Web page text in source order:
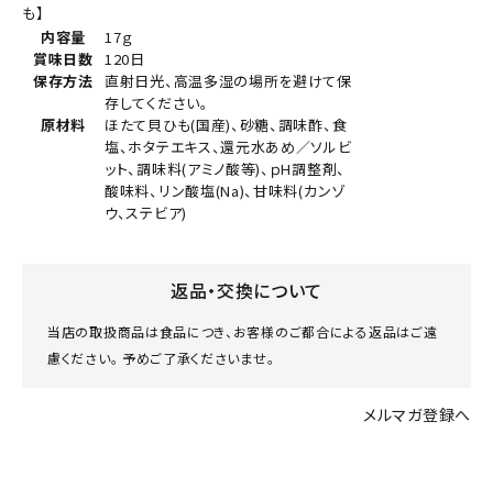
も】
内容量
17ｇ
賞味日数
120日
保存方法 直射日光、高温多湿の場所を避けて保
存してください。
原材料
ほたて貝ひも(国産)、砂糖、調味酢、食
塩、ホタテエキス、還元水あめ／ソルビ
ット、調味料(アミノ酸等)、ｐH調整剤、
酸味料、リン酸塩(Na)、甘味料(カンゾ
ウ、ステビア)
返品・交換について
当店の取扱商品は食品につき、お客様のご都合による返品はご遠
慮ください。 予めご了承くださいませ。
メルマガ登録へ